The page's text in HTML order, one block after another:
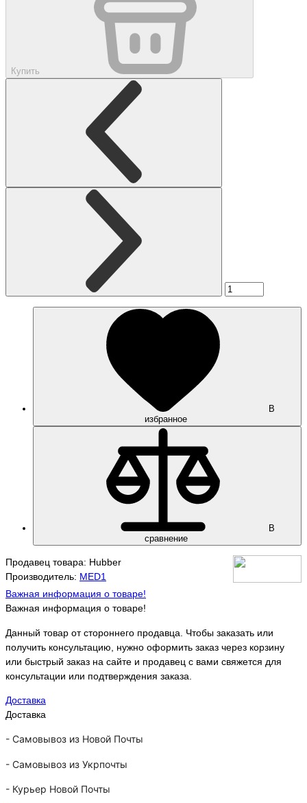
Купить
В
избранное
В
сравнение
Продавец товара: Hubber
Производитель: MED1
Важная информация о товаре!
Важная информация о товаре!
Данный товар от стороннего продавца. Чтобы заказать или
получить консультацию, нужно оформить заказ через корзину
или быстрый заказ на сайте и продавец с вами свяжется для
консультации или подтверждения заказа.
Доставка
Доставка
- Самовывоз из Новой Почты
- Самовывоз из Укрпочты
- Курьер Новой Почты